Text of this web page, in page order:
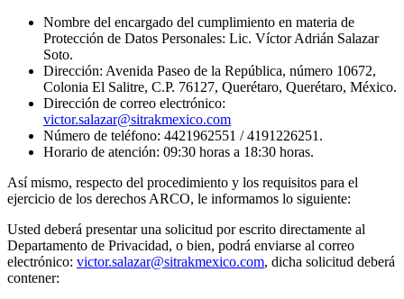
Nombre del encargado del cumplimiento en materia de
Protección de Datos Personales: Lic. Víctor Adrián Salazar
Soto.
Dirección: Avenida Paseo de la República, número 10672,
Colonia El Salitre, C.P. 76127, Querétaro, Querétaro, México.
Dirección de correo electrónico:
victor.salazar@sitrakmexico.com
Número de teléfono: 4421962551 / 4191226251.
Horario de atención: 09:30 horas a 18:30 horas.
Así mismo, respecto del procedimiento y los requisitos para el
ejercicio de los derechos ARCO, le informamos lo siguiente:
Usted deberá presentar una solicitud por escrito directamente al
Departamento de Privacidad, o bien, podrá enviarse al correo
electrónico: victor.salazar@sitrakmexico.com, dicha solicitud deberá
contener: